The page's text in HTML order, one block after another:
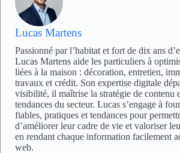
Lucas Martens
Passionné par l’habitat et fort de dix ans
Lucas Martens aide les particuliers à
liées à la maison : décoration, entretien,
travaux et crédit. Son expertise digitale
visibilité, il maîtrise la stratégie de contenu
tendances du secteur. Lucas s’engage à
fiables, pratiques et tendances pour
d’améliorer leur cadre de vie et valoriser
en rendant chaque information facilement
web.